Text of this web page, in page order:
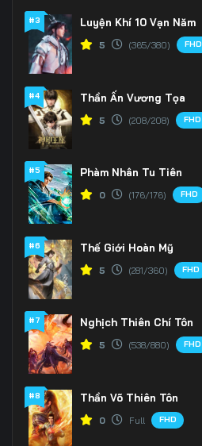
#3 Luyện Khí 10 Vạn Năm
5 (365/380) FHD
#4 Thần Ấn Vương Tọa
5 (208/208) FHD
#5 Phàm Nhân Tu Tiên
0 (176/176) FHD
#6 Thế Giới Hoàn Mỹ
5 (281/360) FHD
#7 Nghịch Thiên Chí Tôn
5 (538/880) FHD
#8 Thần Võ Thiên Tôn
0 Full FHD